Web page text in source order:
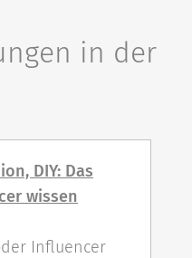
in der
DIY: Das
wissen
Influencer